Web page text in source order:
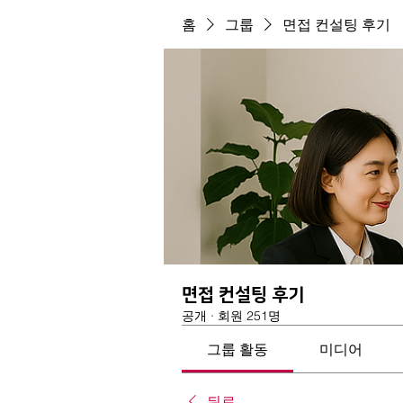
홈 그룹 면접 컨설팅 후기
면접 컨설팅 후기
공개 · 회원 251명
그룹 활동 미디어